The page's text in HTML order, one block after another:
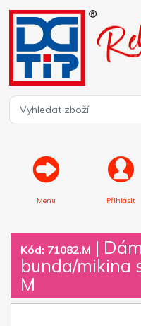
Menu Přihlásit
Kód: 71082.M |
bunda/mikina
M